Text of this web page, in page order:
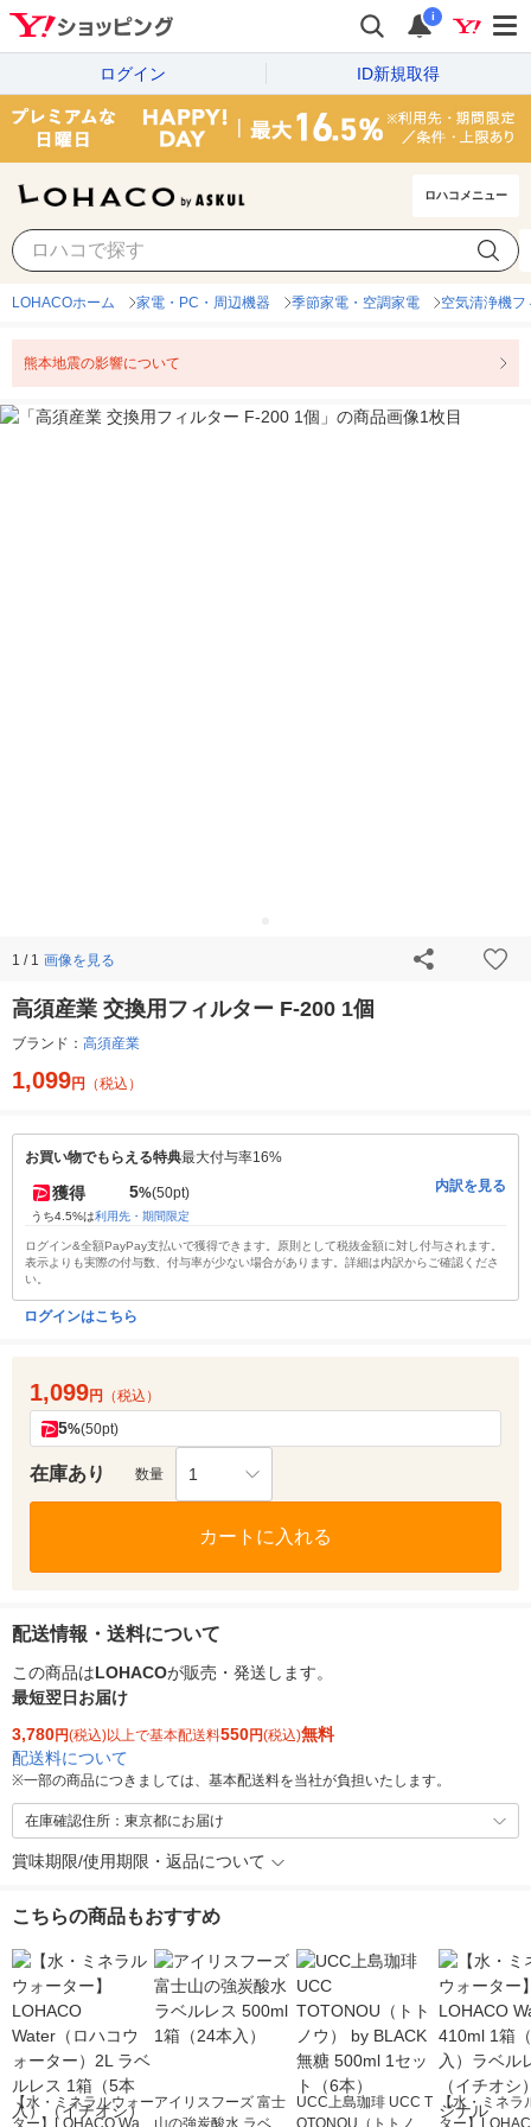
i
ログイン ID新規取得
ロハコメニュー
LOHACOホーム 家電・PC・周辺機器 季節家電・空調家電 空気清浄機フ
熊本地震の影響について
1 / 1 画像を見る
高須産業 交換用フィルター F-200 1個
ブランド： 高須産業
1,099円 （税込）
お買い物でもらえる特典最大付与率16%
獲得 5%(50pt)
うち4.5%は利用先・期間限定
内訳を見る
ログイン&全額PayPay支払いで獲得できます。原則として税抜金額に対し付与されます。
表示よりも実際の付与数、付与率が少ない場合があります。詳細は内訳からご確認くださ
い。
ログインはこちら
1,099円 （税込）
5%(50pt)
在庫あり 数量 1
カートに入れる
配送情報・送料について
この商品はLOHACOが販売・発送します。
最短翌日お届け
3,780円(税込)以上で基本配送料550円(税込)無料
配送料について
※一部の商品につきましては、基本配送料を当社が負担いたします。
在庫確認住所：東京都にお届け
賞味期限/使用期限・返品について
こちらの商品もおすすめ
【水・ミネラルウォーアイリスフーズ 富士
UCC上島珈琲 UCC T 【水・ミネラ